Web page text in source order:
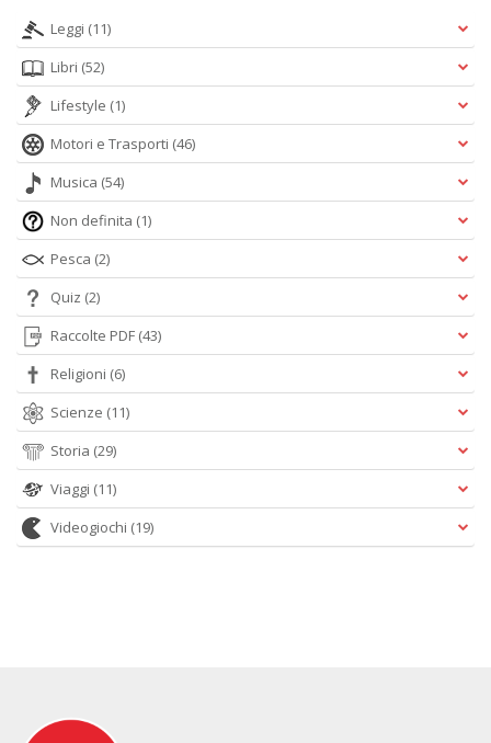
Leggi (11)
Libri (52)
Lifestyle (1)
Motori e Trasporti (46)
Musica (54)
Non definita (1)
Pesca (2)
Quiz (2)
Raccolte PDF (43)
Religioni (6)
Scienze (11)
Storia (29)
Viaggi (11)
Videogiochi (19)